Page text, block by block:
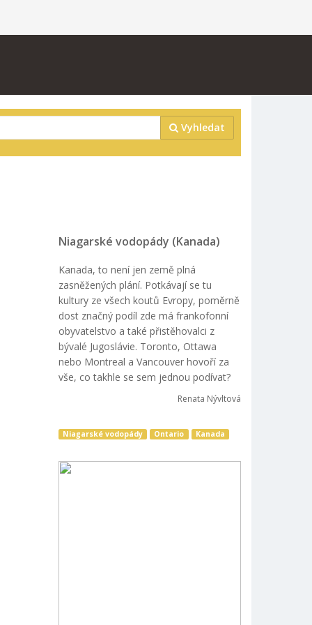
Vyhledat
Niagarské vodopády (Kanada)
Kanada, to není jen země plná
zasněžených plání. Potkávají se tu
kultury ze všech koutů Evropy, poměrně
dost značný podíl zde má frankofonní
obyvatelstvo a také přistěhovalci z
bývalé Jugoslávie. Toronto, Ottawa
nebo Montreal a Vancouver hovoří za
vše, co takhle se sem jednou podívat?
Renata Nývltová
Niagarské vodopády Ontario Kanada